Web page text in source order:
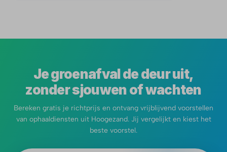
Je groenafval de deur uit,
zonder sjouwen of wachten
Bereken gratis je richtprijs en ontvang vrijblijvend voorstellen
van ophaaldiensten uit Hoogezand. Jij vergelijkt en kiest het
beste voorstel.